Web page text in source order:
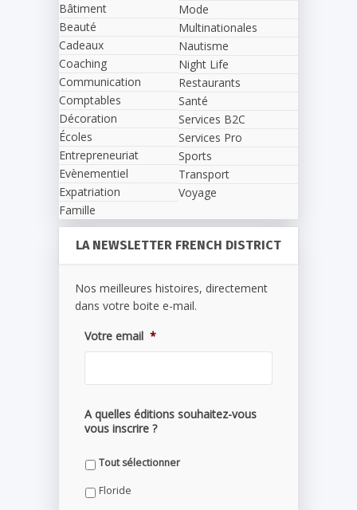
Bâtiment
Beauté
Cadeaux
Coaching
Communication
Comptables
Décoration
Écoles
Entrepreneuriat
Evènementiel
Expatriation
Famille
Mode
Multinationales
Nautisme
Night Life
Restaurants
Santé
Services B2C
Services Pro
Sports
Transport
Voyage
LA NEWSLETTER FRENCH DISTRICT
Nos meilleures histoires, directement
dans votre boite e-mail.
Votre email *
A quelles éditions souhaitez-vous
vous inscrire ?
Tout sélectionner
Floride